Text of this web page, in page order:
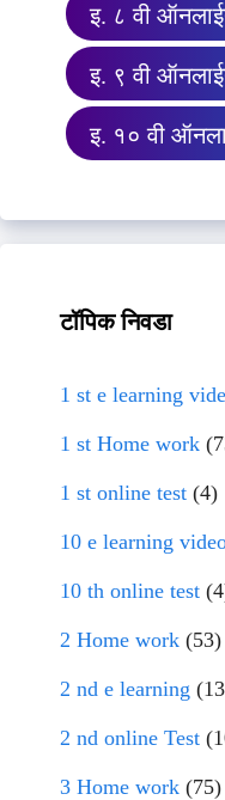
इ. ८ वी
इ. ९ वी
इ. १० वी
टॉपिक निवडा
1 st e learning
1 st Home work
1 st online test (4)
10 e learning
10 th online test
2 Home work (53)
2 nd e learning
2 nd online Test
3 Home work (75)